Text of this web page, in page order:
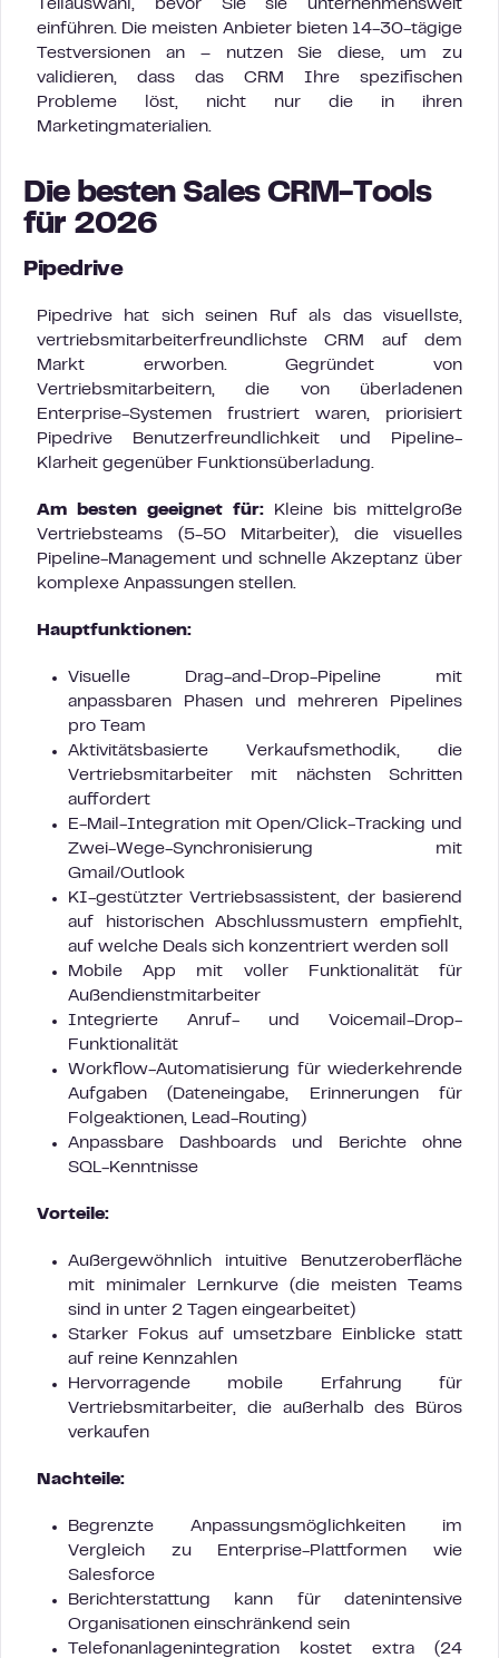
Teilauswahl, bevor Sie sie unternehmensweit
einführen. Die meisten Anbieter bieten 14-30-tägige
Testversionen an – nutzen Sie diese, um zu
validieren, dass das CRM Ihre spezifischen
Probleme löst, nicht nur die in ihren
Marketingmaterialien.
Die besten Sales CRM-Tools
für 2026
Pipedrive
Pipedrive hat sich seinen Ruf als das visuellste,
vertriebsmitarbeiterfreundlichste CRM auf dem
Markt erworben. Gegründet von
Vertriebsmitarbeitern, die von überladenen
Enterprise-Systemen frustriert waren, priorisiert
Pipedrive Benutzerfreundlichkeit und Pipeline-
Klarheit gegenüber Funktionsüberladung.
Am besten geeignet für: Kleine bis mittelgroße
Vertriebsteams (5-50 Mitarbeiter), die visuelles
Pipeline-Management und schnelle Akzeptanz über
komplexe Anpassungen stellen.
Hauptfunktionen:
Visuelle Drag-and-Drop-Pipeline mit
anpassbaren Phasen und mehreren Pipelines
pro Team
Aktivitätsbasierte Verkaufsmethodik, die
Vertriebsmitarbeiter mit nächsten Schritten
auffordert
E-Mail-Integration mit Open/Click-Tracking und
Zwei-Wege-Synchronisierung mit
Gmail/Outlook
KI-gestützter Vertriebsassistent, der basierend
auf historischen Abschlussmustern empfiehlt,
auf welche Deals sich konzentriert werden soll
Mobile App mit voller Funktionalität für
Außendienstmitarbeiter
Integrierte Anruf- und Voicemail-Drop-
Funktionalität
Workflow-Automatisierung für wiederkehrende
Aufgaben (Dateneingabe, Erinnerungen für
Folgeaktionen, Lead-Routing)
Anpassbare Dashboards und Berichte ohne
SQL-Kenntnisse
Vorteile:
Außergewöhnlich intuitive Benutzeroberfläche
mit minimaler Lernkurve (die meisten Teams
sind in unter 2 Tagen eingearbeitet)
Starker Fokus auf umsetzbare Einblicke statt
auf reine Kennzahlen
Hervorragende mobile Erfahrung für
Vertriebsmitarbeiter, die außerhalb des Büros
verkaufen
Nachteile:
Begrenzte Anpassungsmöglichkeiten im
Vergleich zu Enterprise-Plattformen wie
Salesforce
Berichterstattung kann für datenintensive
Organisationen einschränkend sein
Telefonanlagenintegration kostet extra (24